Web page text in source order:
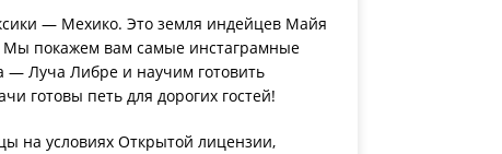
— Мехико. Это земля индейцев Майя
Мы покажем вам самые инстаграмные
— Луча Либре и научим готовить
готовы петь для дорогих гостей!
на условиях Открытой лицензии,